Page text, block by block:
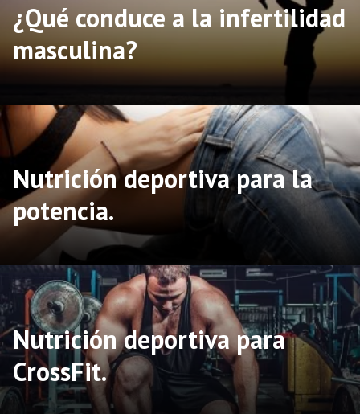
¿Qué conduce a la infertilidad
masculina?
Nutrición deportiva para la
potencia.
Nutrición deportiva para
CrossFit.